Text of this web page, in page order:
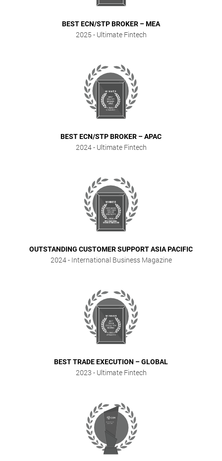
BEST ECN/STP BROKER – MEA
2025 - Ultimate Fintech
BEST ECN/STP BROKER – APAC
2024- Ultimate Fintech
OUTSTANDING CUSTOMER SUPPORT ASIA PACIFIC
2024- International Business Magazine
BEST TRADE EXECUTION – GLOBAL
2023 - Ultimate Fintech